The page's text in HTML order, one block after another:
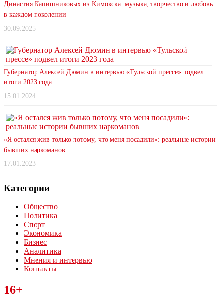
Династия Капишниковых из Кимовска: музыка, творчество и любовь
в каждом поколении
30.09.2025
Губернатор Алексей Дюмин в интервью «Тульской прессе» подвел
итоги 2023 года
15.01.2024
«Я остался жив только потому, что меня посадили»: реальные истории
бывших наркоманов
17.01.2023
Категории
Общество
Политика
Спорт
Экономика
Бизнес
Аналитика
Мнения и интервью
Контакты
Читайте последние новости дня в Тульской области на сайте
“ЗаНовомосковск”
16+